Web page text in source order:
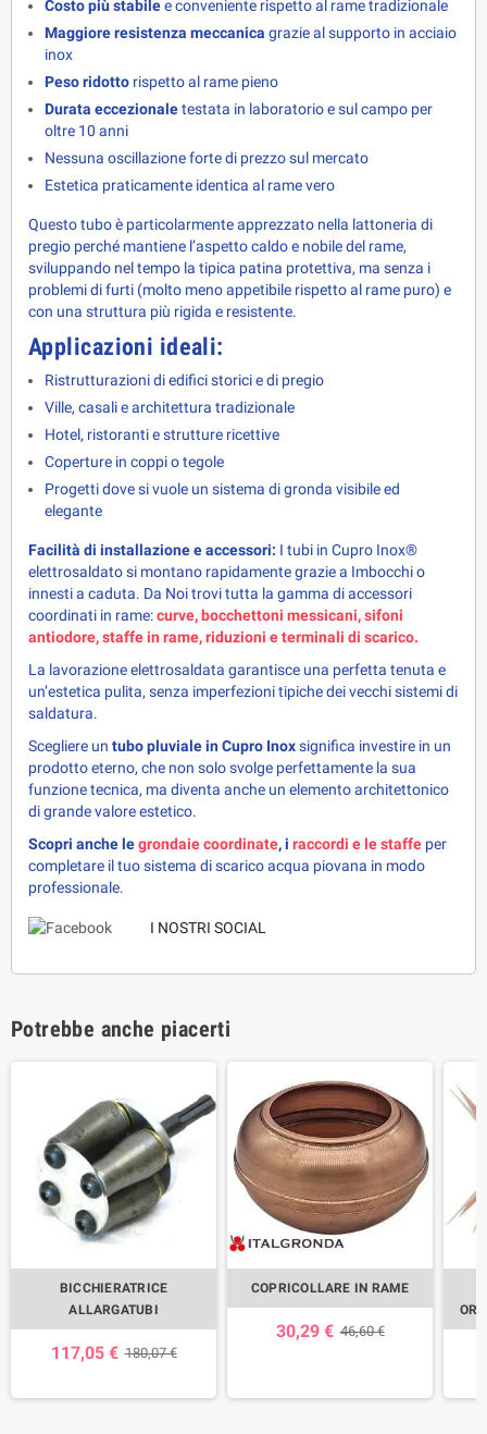
Costo più stabilee conveniente rispetto al rame tradizionale
Maggiore resistenza meccanica grazie al supporto in acciaio
inox
Peso ridotto rispetto al rame pieno
Durata eccezionaletestata in laboratorio e sul campo per
oltre 10 anni
Nessuna oscillazione forte di prezzo sul mercato
Estetica praticamente identica al rame vero
Questo tubo è particolarmente apprezzato nella lattoneria di
pregio perché mantiene l’aspetto caldo e nobile del rame,
sviluppando nel tempo la tipica patina protettiva, ma senza i
problemi di furti (molto meno appetibile rispetto al rame puro) e
con una struttura più rigida e resistente.
Applicazioni ideali:
Ristrutturazioni di edifici storici e di pregio
Ville, casali e architettura tradizionale
Hotel, ristoranti e strutture ricettive
Coperture in coppi o tegole
Progetti dove si vuole un sistema di gronda visibile ed
elegante
Facilità di installazione e accessori: I tubi in Cupro Inox®
elettrosaldato si montano rapidamente grazie a Imbocchi o
innesti a caduta. Da Noi trovi tutta la gamma di accessori
coordinati in rame: curve, bocchettoni messicani, sifoni
antiodore, staffe in rame, riduzioni e terminali di scarico.
La lavorazione elettrosaldata garantisce una perfetta tenuta e
un’estetica pulita, senza imperfezioni tipiche dei vecchi sistemi di
saldatura.
Scegliere un tubo pluviale in Cupro Inox significa investire in un
prodotto eterno, che non solo svolge perfettamente la sua
funzione tecnica, ma diventa anche un elemento architettonico
di grande valore estetico.
Scopri anche le grondaie coordinate, i raccordi e le staffe per
completare il tuo sistema di scarico acqua piovana in modo
professionale.
I NOSTRI SOCIAL
Potrebbe anche piacerti
BICCHIERATRICE
ALLARGATUBI
117,05 € 180,07 €
COPRICOLLARE IN RAME
30,29 € 46,60 €